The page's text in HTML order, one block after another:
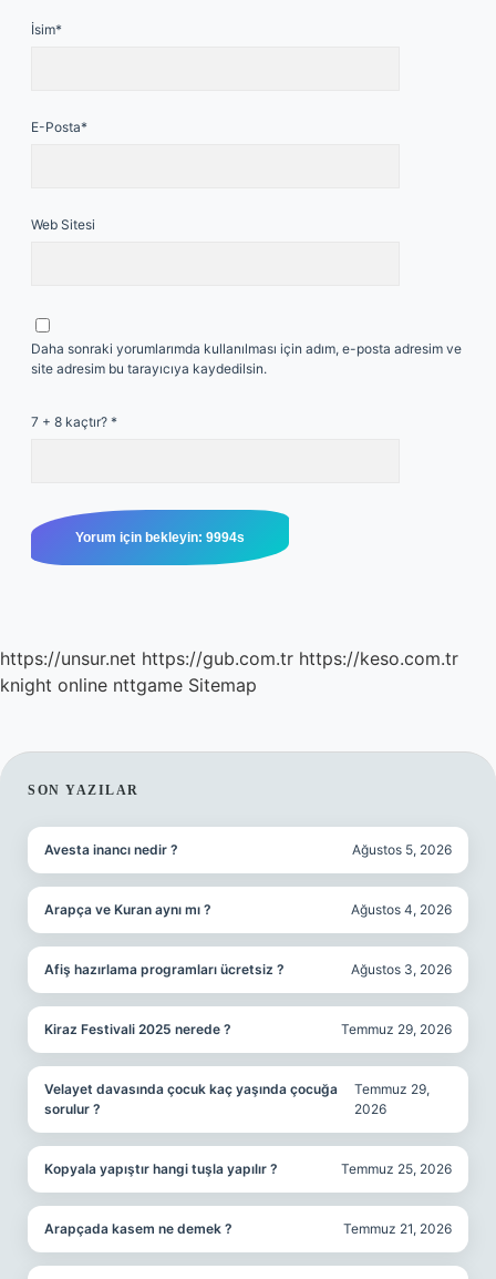
İsim*
E-Posta*
Web Sitesi
Daha sonraki yorumlarımda kullanılması için adım, e-posta adresim ve
site adresim bu tarayıcıya kaydedilsin.
7 + 8 kaçtır? *
https://unsur.net https://gub.com.tr https://keso.com.tr
knight online nttgame Sitemap
SIDEBAR
SON YAZILAR
Avesta inancı nedir ? Ağustos 5, 2026
Arapça ve Kuran aynı mı ? Ağustos 4, 2026
Afiş hazırlama programları ücretsiz ? Ağustos 3, 2026
Kiraz Festivali 2025 nerede ? Temmuz 29, 2026
Velayet davasında çocuk kaç yaşında çocuğa
sorulur ?
Temmuz 29,
2026
Kopyala yapıştır hangi tuşla yapılır ? Temmuz 25, 2026
Arapçada kasem ne demek ? Temmuz 21, 2026